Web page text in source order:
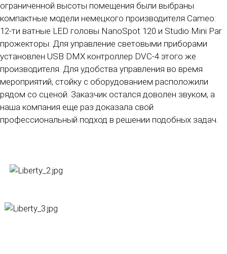
ограниченной высоты помещения были выбраны
компактные модели немецкого производителя Cameo:
12-ти ватные LED головы NanoSpot 120 и Studio Mini Par
прожекторы. Для управление световыми приборами
установлен USB DMX контроллер DVC-4 этого же
производителя. Для удобства управления во время
мероприятий, стойку с оборудованием расположили
рядом со сценой. Заказчик остался доволен звуком, а
наша компания еще раз доказала свой
профессиональный подход в решении подобных задач.